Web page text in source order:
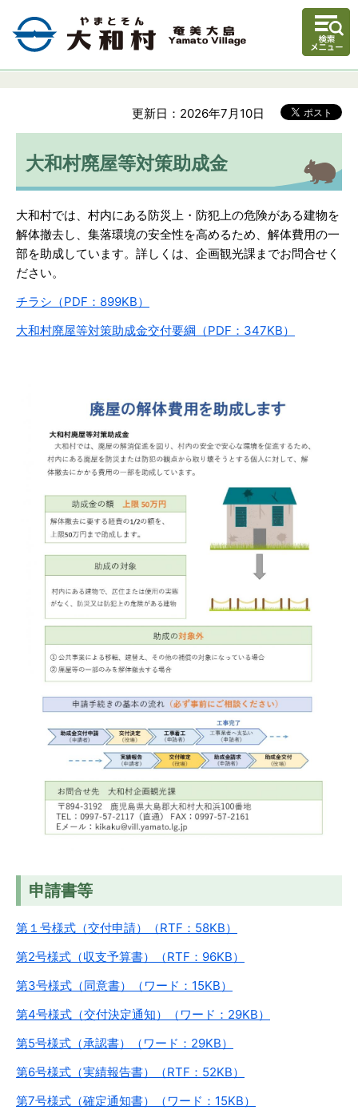
更新日：2026年7月10日
大和村廃屋等対策助成金
大和村では、村内にある防災上・防犯上の危険がある建物を
解体撤去し、集落環境の安全性を高めるため、解体費用の一
部を助成しています。詳しくは、企画観光課までお問合せく
ださい。
チラシ（PDF：899KB）
大和村廃屋等対策助成金交付要綱（PDF：347KB）
申請書等
第１号様式（交付申請）（RTF：58KB）
第2号様式（収支予算書）（RTF：96KB）
第3号様式（同意書）（ワード：15KB）
第4号様式（交付決定通知）（ワード：29KB）
第5号様式（承認書）（ワード：29KB）
第6号様式（実績報告書）（RTF：52KB）
第7号様式（確定通知書）（ワード：15KB）